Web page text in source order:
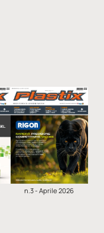
n.3 - Aprile 2026